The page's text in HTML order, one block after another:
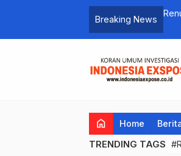
Breaking News
home Home
TRENDING TAGS